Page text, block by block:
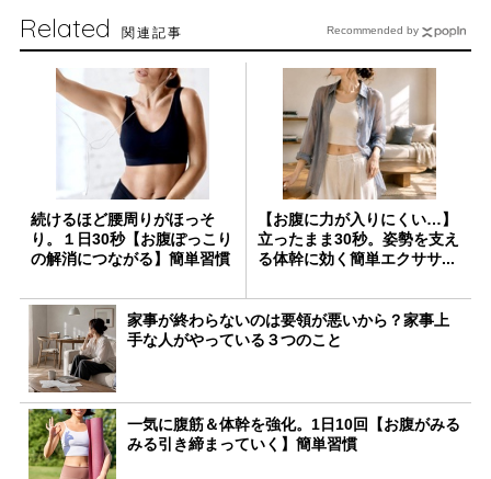
Related 関連記事
続けるほど腰周りがほっそ
り。１日30秒【お腹ぽっこり
の解消につながる】簡単習慣
【お腹に力が入りにくい…】
立ったまま30秒。姿勢を支え
る体幹に効く簡単エクササ...
家事が終わらないのは要領が悪いから？家事上
手な人がやっている３つのこと
一気に腹筋＆体幹を強化。1日10回【お腹がみる
みる引き締まっていく】簡単習慣
Recommended by